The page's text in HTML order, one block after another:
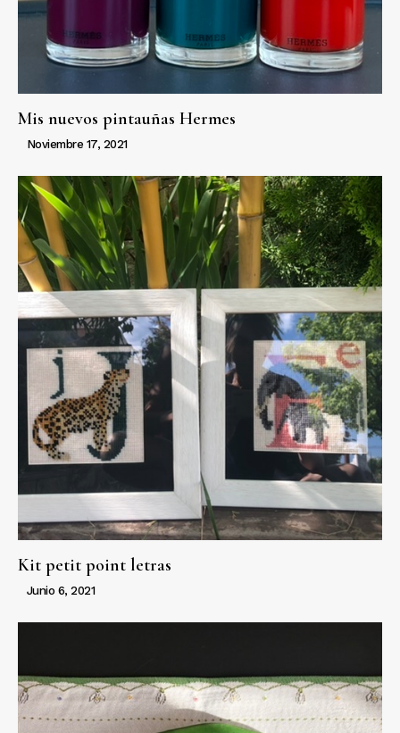
Mis nuevos pintauñas Hermes
Noviembre 17, 2021
Kit petit point letras
Junio 6, 2021